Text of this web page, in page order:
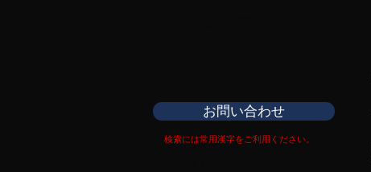
お問い合わせ
検索には常用漢字をご利用ください。